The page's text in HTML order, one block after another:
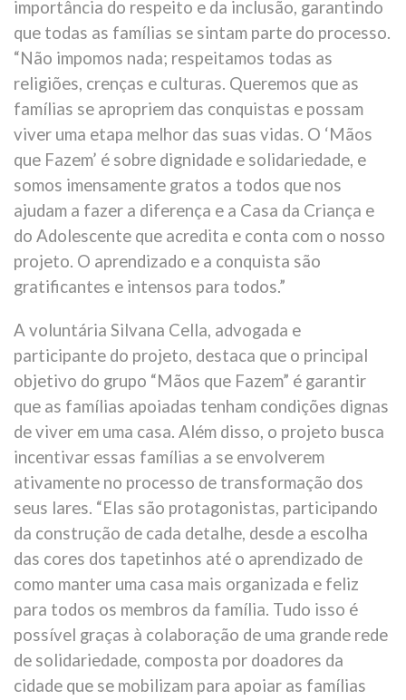
importância do respeito e da inclusão, garantindo
que todas as famílias se sintam parte do processo.
“Não impomos nada; respeitamos todas as
religiões, crenças e culturas. Queremos que as
famílias se apropriem das conquistas e possam
viver uma etapa melhor das suas vidas. O ‘Mãos
que Fazem’ é sobre dignidade e solidariedade, e
somos imensamente gratos a todos que nos
ajudam a fazer a diferença e a Casa da Criança e
do Adolescente que acredita e conta com o nosso
projeto. O aprendizado e a conquista são
gratificantes e intensos para todos.”
A voluntária Silvana Cella, advogada e
participante do projeto, destaca que o principal
objetivo do grupo “Mãos que Fazem” é garantir
que as famílias apoiadas tenham condições dignas
de viver em uma casa. Além disso, o projeto busca
incentivar essas famílias a se envolverem
ativamente no processo de transformação dos
seus lares. “Elas são protagonistas, participando
da construção de cada detalhe, desde a escolha
das cores dos tapetinhos até o aprendizado de
como manter uma casa mais organizada e feliz
para todos os membros da família. Tudo isso é
possível graças à colaboração de uma grande rede
de solidariedade, composta por doadores da
cidade que se mobilizam para apoiar as famílias